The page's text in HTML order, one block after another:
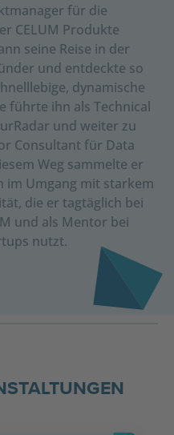
für die
CELUM Produkte
seine Reise in der
und entdeckte so
dynamische
führte ihn als Technical
und weiter zu
Consultant für Data
Weg sammelte er
im Umgang mit starkem
die er tagtäglich bei
und als Mentor bei
nutzt.